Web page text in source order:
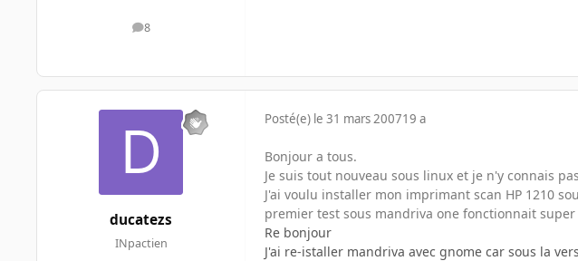
8
messages
ducatezs
INpactien
Posté(e) le 31 mars 200719 a
Bonjour a tous.
Je suis tout nouveau sous linux et je n'y connais
J'ai voulu installer mon imprimant scan HP 1210
premier test sous mandriva one fonctionnait super
Re bonjour
J'ai re-istaller mandriva avec gnome car sous la